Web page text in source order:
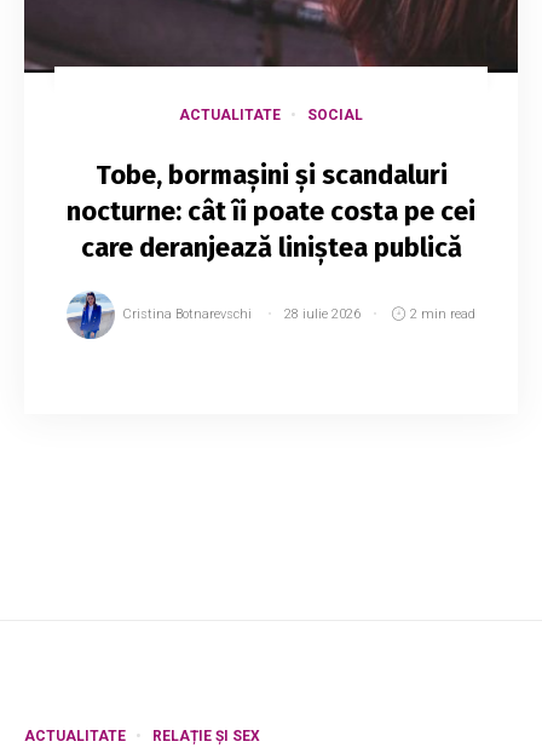
ACTUALITATE SOCIAL
Tobe, bormașini și scandaluri
nocturne: cât îi poate costa pe cei
care deranjează liniștea publică
Cristina Botnarevschi 28 iulie 2026 2 min read
ACTUALITATE RELAȚIE ȘI SEX